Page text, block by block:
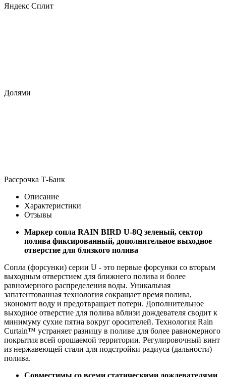
Яндекс Сплит
Долями
Рассрочка Т-Банк
Описание
Характеристики
Отзывы
Маркер сопла RAIN BIRD U-8Q зеленый, сектор
полива фиксированный, дополнительное выходное
отверстие для близкого полива
Сопла (форсунки) серии U - это первые форсунки со вторым
выходным отверстием для ближнего полива и более
равномерного распределения воды. Уникальная
запатентованная технология сокращает время полива,
экономит воду и предотвращает потери. Дополнительное
выходное отверстие для полива вблизи дождевателя сводит к
минимуму сухие пятна вокруг оросителей. Технология Rain
Curtain™ устраняет разницу в поливе для более равномерного
покрытия всей орошаемой территории. Регулировочный винт
из нержавеющей стали для подстройки радиуса (дальности)
полива.
Совместимы со всеми статическими дождевателями